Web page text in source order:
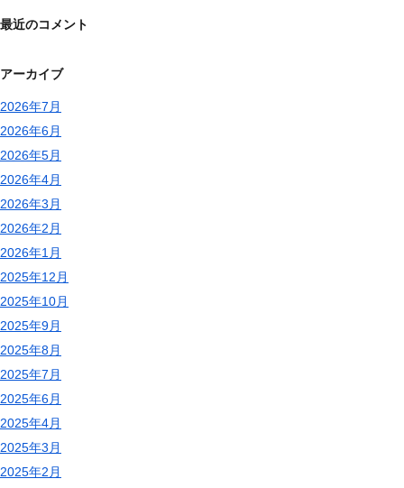
最近のコメント
アーカイブ
2026年7月
2026年6月
2026年5月
2026年4月
2026年3月
2026年2月
2026年1月
2025年12月
2025年10月
2025年9月
2025年8月
2025年7月
2025年6月
2025年4月
2025年3月
2025年2月